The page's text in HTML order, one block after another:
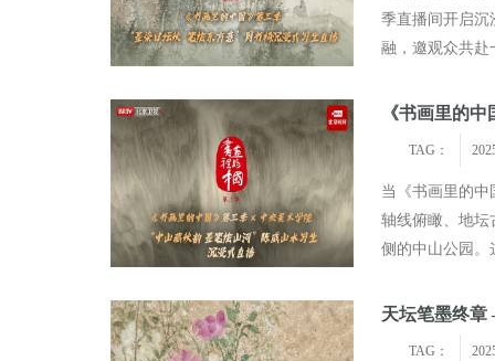
季直播间开启沉
融，邀观众共赴
《书画里的
TAG：
当《书画里的
轴线俯瞰、地坛
侧的中山公园。
天坛笔墨终
TAG：
年度盛典 携《六姊妹》共话